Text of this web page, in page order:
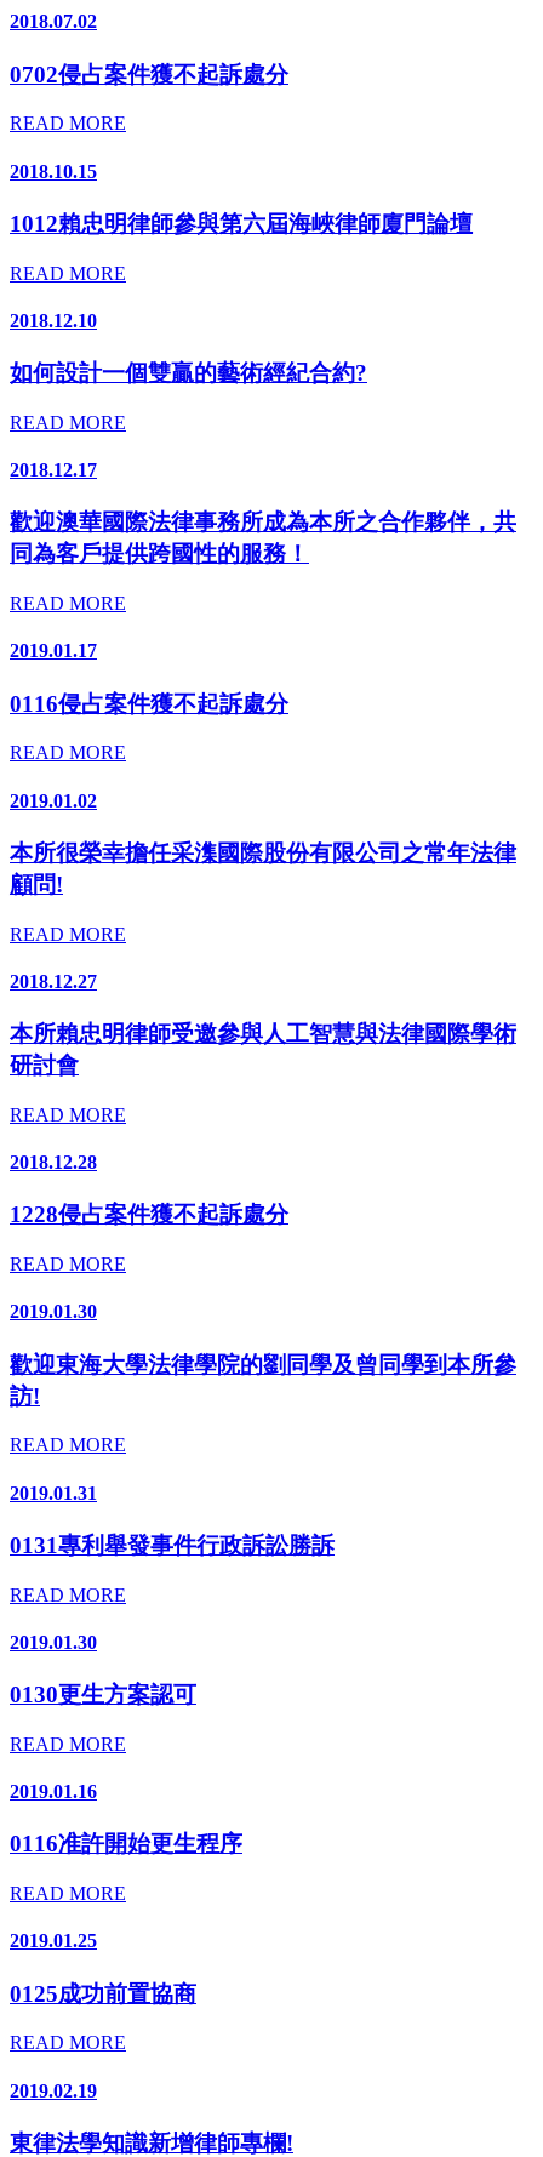
2018.07.02
0702侵占案件獲不起訴處分
READ MORE
2018.10.15
1012賴忠明律師參與第六屆海峽律師廈門論壇
READ MORE
2018.12.10
如何設計一個雙贏的藝術經紀合約?
READ MORE
2018.12.17
歡迎澳華國際法律事務所成為本所之合作夥伴，共
同為客戶提供跨國性的服務！
READ MORE
2019.01.17
0116侵占案件獲不起訴處分
READ MORE
2019.01.02
本所很榮幸擔任采潗國際股份有限公司之常年法律
顧問!
READ MORE
2018.12.27
本所賴忠明律師受邀參與人工智慧與法律國際學術
研討會
READ MORE
2018.12.28
1228侵占案件獲不起訴處分
READ MORE
2019.01.30
歡迎東海大學法律學院的劉同學及曾同學到本所參
訪!
READ MORE
2019.01.31
0131專利舉發事件行政訴訟勝訴
READ MORE
2019.01.30
0130更生方案認可
READ MORE
2019.01.16
0116准許開始更生程序
READ MORE
2019.01.25
0125成功前置協商
READ MORE
2019.02.19
東律法學知識新增律師專欄!